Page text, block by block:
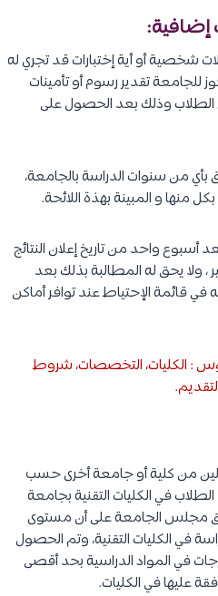
شخصية أو أية إختبارات قد تجري له
للجامعة تقدير رسوم أو تأمينات
الطلاب وذلك بعد الحصول على
من سنوات الدراسة بالجامعة،
و المبينة بهذة اللائحة.
واحد من تاريخ إعلان النتائج
، ولا يحق له المطالبة بذلك بعد
قائمة الإحتياط عند توافر أماكن
: الكليات، التخصصات، شروط
.
من كلية أو جامعة أخرى حسب
هؤلاء الطلاب في الكليات التقنية بجامعة
مجلس الجامعة على أن مستوى
في الكليات التقنية، وتم الحصول
في المواد الدراسية بحد أقصى